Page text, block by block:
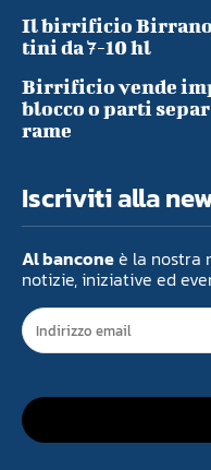
Il birrificio
tini da 7-10 hl
Birrificio vende
blocco o parti
rame
Iscriviti alla
Al banconeè la nostra
notizie, iniziative ed